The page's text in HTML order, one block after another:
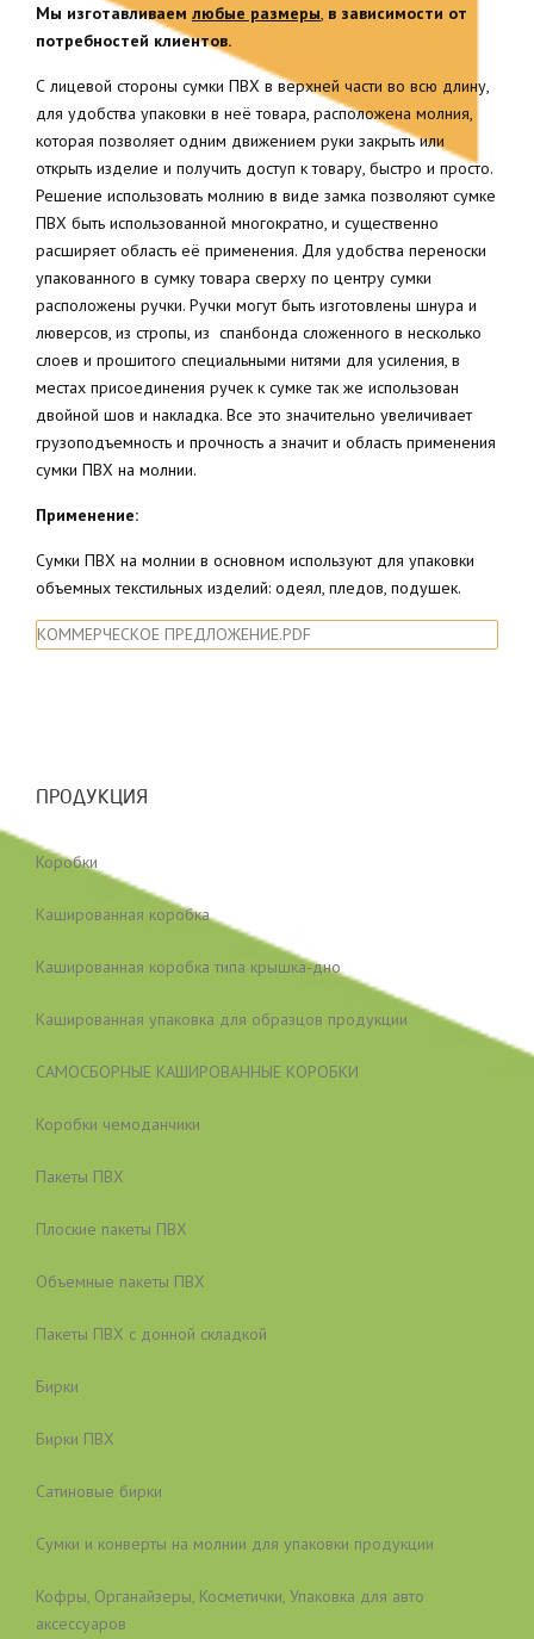
Мы изготавливаем любые размеры, в зависимости от
потребностей клиентов.
С лицевой стороны сумки ПВХ в верхней части во всю длину,
для удобства упаковки в неё товара, расположена молния,
которая позволяет одним движением руки закрыть или
открыть изделие и получить доступ к товару, быстро и просто.
Решение использовать молнию в виде замка позволяют сумке
ПВХ быть использованной многократно, и существенно
расширяет область её применения. Для удобства переноски
упакованного в сумку товара сверху по центру сумки
расположены ручки. Ручки могут быть изготовлены шнура и
люверсов, из стропы, из спанбонда сложенного в несколько
слоев и прошитого специальными нитями для усиления, в
местах присоединения ручек к сумке так же использован
двойной шов и накладка. Все это значительно увеличивает
грузоподъемность и прочность а значит и область применения
сумки ПВХ на молнии.
Применение:
Сумки ПВХ на молнии в основном используют для упаковки
объемных текстильных изделий: одеял, пледов, подушек.
КОММЕРЧЕСКОЕ ПРЕДЛОЖЕНИЕ.PDF
ПРОДУКЦИЯ
Коробки
Кашированная коробка
Кашированная коробка типа крышка-дно
Кашированная упаковка для образцов продукции
САМОСБОРНЫЕ КАШИРОВАННЫЕ КОРОБКИ
Коробки чемоданчики
Пакеты ПВХ
Плоские пакеты ПВХ
Объемные пакеты ПВХ
Пакеты ПВХ с донной складкой
Бирки
Бирки ПВХ
Сатиновые бирки
Сумки и конверты на молнии для упаковки продукции
Кофры, Органайзеры, Косметички, Упаковка для авто
аксессуаров